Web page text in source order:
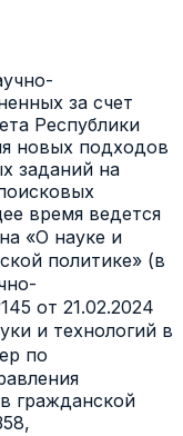
за счет
Республики
новых подходов
заданий на
время ведется
«О науке и
политике» (в
от 21.02.2024
и технологий в
по
гражданской